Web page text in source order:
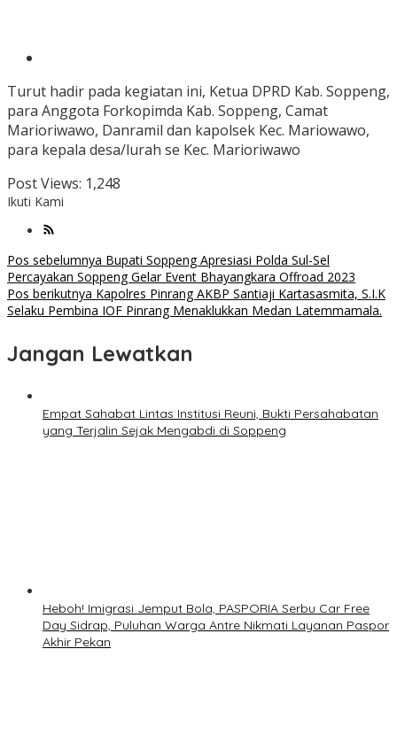
Turut hadir pada kegiatan ini, Ketua DPRD Kab. Soppeng,
para Anggota Forkopimda Kab. Soppeng, Camat
Marioriwawo, Danramil dan kapolsek Kec. Mariowawo,
para kepala desa/lurah se Kec. Marioriwawo
Post Views: 1,248
Ikuti Kami
Navigasi
pos
Pos sebelumnya Bupati Soppeng Apresiasi Polda Sul-Sel
Percayakan Soppeng Gelar Event Bhayangkara Offroad 2023
Pos berikutnya Kapolres Pinrang AKBP Santiaji Kartasasmita, S.I.K
Selaku Pembina IOF Pinrang Menaklukkan Medan Latemmamala.
Jangan Lewatkan
Empat Sahabat Lintas Institusi Reuni, Bukti Persahabatan
yang Terjalin Sejak Mengabdi di Soppeng
Heboh! Imigrasi Jemput Bola, PASPORIA Serbu Car Free
Day Sidrap, Puluhan Warga Antre Nikmati Layanan Paspor
Akhir Pekan